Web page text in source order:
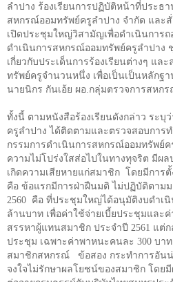
ลำปาง ร้องเรียนการปฏิบัติหน้าที่ประธ
สหกรณ์ออมทรัพย์ครูลำปาง จำกัด และ
เปิดประชุมใหญ่วิสามัญเพื่อดำเนินการ
ดำเนินการสหกรณ์ออมทรัพย์ครูลำปาง
เกี่ยวกับประเด็นการร้องเรียนต่างๆ แ
ทรัพย์ครูจำนวนหนึ่ง เพื่อเป็นเป็นหลักฐ
นายนิกร กันเอ้ย ผอ.กลุ่มตรวจการสหก
ทั้งนี้ ตามหนังสือร้องเรียนดังกล่าว ระ
ครูลำปาง ได้ติดตามและตรวจสอบการ
กรรมการดำเนินการสหกรณ์ออมทรัพย์
ความไม่โปร่งใสส่อไปในทางทุจริต มีผ
เกิดความเสียหายแก่สมาชิก
โดยมีการ
คือ ข้อแรกมีการฝ่าฝืนมติ ไม่ปฏิบัติตาม
2560 คือ ที่ประชุมใหญ่ได้อนุมัติงบดำเ
ล้านบาท เพื่อค่าใช้จ่ายเบี้ยประชุมและ
สรรหาผู้แทนสมาชิก ประจำปี 2561 แต่ก
ประชุม เฉพาะค่าพาหนะคนละ 300 บาท
สมาชิกสหกรณ์
ข้อสอง กระทำการอัน
จงใจไม่รักษาผลโยชน์ของสมาชิก โด